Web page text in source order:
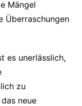
Mängel
Überraschungen
es unerlässlich,
zu
neue